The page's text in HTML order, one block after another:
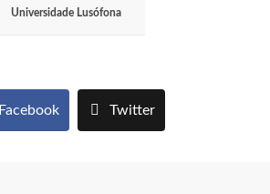
Universidade Lusófona
Facebook Twitter